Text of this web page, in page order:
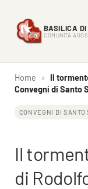
Basilica di
BASILICA
COMUNITÀ
Comunità
Home » Il
Convegni di Santo
CONVEGNI DI SANTO
Il
di